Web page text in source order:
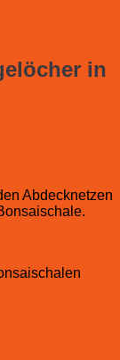
in
Abdecknetzen